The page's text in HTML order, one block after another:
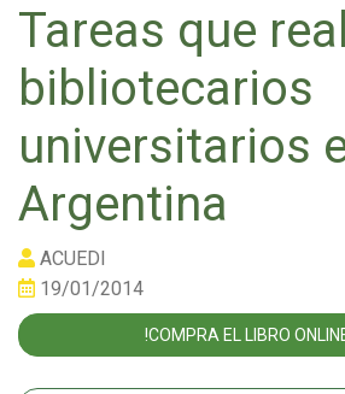
Tareas que
bibliotecarios
universitarios
Argentina
ACUEDI
19/01/2014
!COMPRA EL LIBRO